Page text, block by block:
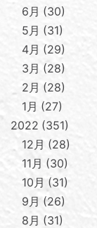
6月
30
5月
31
4月
29
3月
28
2月
28
1月
27
2022 351
12月
28
11月
30
10月
31
9月
26
8月
31